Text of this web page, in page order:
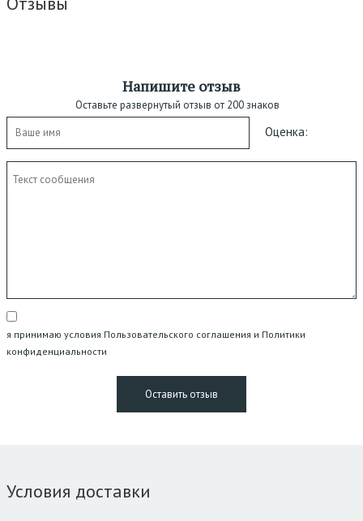
Напишите отзыв
Оставьте развернутый отзыв от 200 знаков
Оценка:
я принимаю условия Пользовательского соглашения и Политики
конфиденциальности
Условия доставки